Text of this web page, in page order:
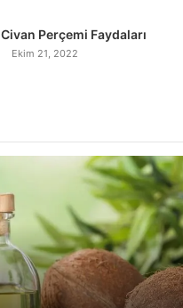
Civan Perçemi Faydaları
Ekim 21, 2022